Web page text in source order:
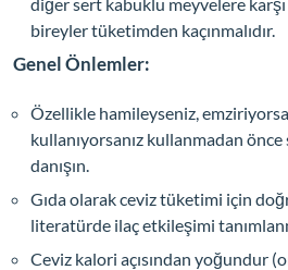
diğer sert kabuklu meyvelere
bireyler tüketimden kaçınmalıdır.
Genel Önlemler:
Özellikle hamileyseniz,
kullanıyorsanız kullanmadan önce
danışın.
Gıda olarak ceviz tüketimi için
literatürde ilaç etkileşimi
Ceviz kalori açısından yoğundur